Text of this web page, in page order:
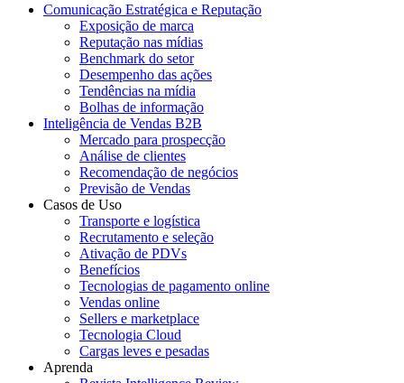
Comunicação Estratégica e Reputação
Exposição de marca
Reputação nas mídias
Benchmark do setor
Desempenho das ações
Tendências na mídia
Bolhas de informação
Inteligência de Vendas B2B
Mercado para prospecção
Análise de clientes
Recomendação de negócios
Previsão de Vendas
Casos de Uso
Transporte e logística
Recrutamento e seleção
Ativação de PDVs
Benefícios
Tecnologias de pagamento online
Vendas online
Sellers e marketplace
Tecnologia Cloud
Cargas leves e pesadas
Aprenda